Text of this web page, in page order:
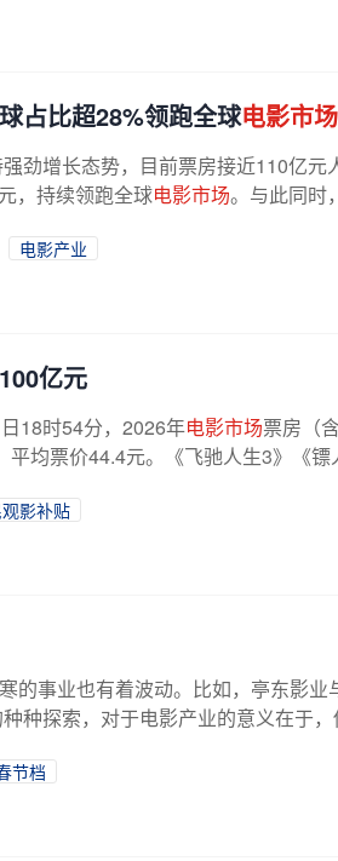
占比超28%领跑全球电影市场
劲增长态势，目前票房接近110亿
，持续领跑全球电影市场。与此同时
电影产业
亿元
18时54分，2026年电影市场票房（
平均票价44.4元。《飞驰人生3》《
影补贴
的事业也有着波动。比如，亭东影
种探索，对于电影产业的意义在于
节档